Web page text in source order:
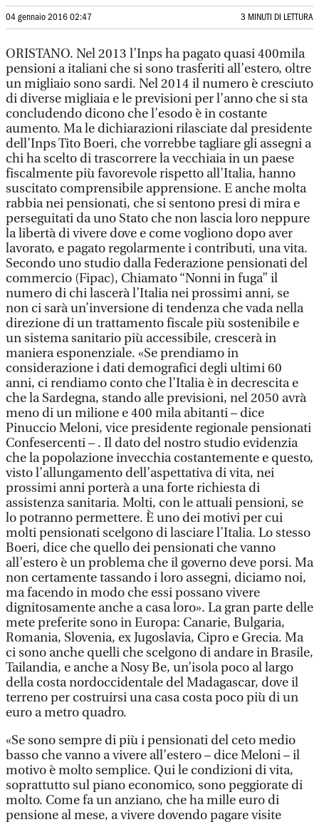
04 gennaio 2016 02:47 3 MINUTI DI LETTURA
ORISTANO. Nel 2013 l’Inps ha pagato quasi 400mila
pensioni a italiani che si sono trasferiti all’estero, oltre
un migliaio sono sardi. Nel 2014 il numero è cresciuto
di diverse migliaia e le previsioni per l’anno che si sta
concludendo dicono che l’esodo è in costante
aumento. Ma le dichiarazioni rilasciate dal presidente
dell’Inps Tito Boeri, che vorrebbe tagliare gli assegni a
chi ha scelto di trascorrere la vecchiaia in un paese
fiscalmente più favorevole rispetto all’Italia, hanno
suscitato comprensibile apprensione. E anche molta
rabbia nei pensionati, che si sentono presi di mira e
perseguitati da uno Stato che non lascia loro neppure
la libertà di vivere dove e come vogliono dopo aver
lavorato, e pagato regolarmente i contributi, una vita.
Secondo uno studio dalla Federazione pensionati del
commercio (Fipac), Chiamato “Nonni in fuga” il
numero di chi lascerà l’Italia nei prossimi anni, se
non ci sarà un’inversione di tendenza che vada nella
direzione di un trattamento fiscale più sostenibile e
un sistema sanitario più accessibile, crescerà in
maniera esponenziale. «Se prendiamo in
considerazione i dati demografici degli ultimi 60
anni, ci rendiamo conto che l’Italia è in decrescita e
che la Sardegna, stando alle previsioni, nel 2050 avrà
meno di un milione e 400 mila abitanti – dice
Pinuccio Meloni, vice presidente regionale pensionati
Confesercenti – . Il dato del nostro studio evidenzia
che la popolazione invecchia costantemente e questo,
visto l’allungamento dell’aspettativa di vita, nei
prossimi anni porterà a una forte richiesta di
assistenza sanitaria. Molti, con le attuali pensioni, se
lo potranno permettere. È uno dei motivi per cui
molti pensionati scelgono di lasciare l’Italia. Lo stesso
Boeri, dice che quello dei pensionati che vanno
all’estero è un problema che il governo deve porsi. Ma
non certamente tassando i loro assegni, diciamo noi,
ma facendo in modo che essi possano vivere
dignitosamente anche a casa loro». La gran parte delle
mete preferite sono in Europa: Canarie, Bulgaria,
Romania, Slovenia, ex Jugoslavia, Cipro e Grecia. Ma
ci sono anche quelli che scelgono di andare in Brasile,
Tailandia, e anche a Nosy Be, un’isola poco al largo
della costa nordoccidentale del Madagascar, dove il
terreno per costruirsi una casa costa poco più di un
euro a metro quadro.
«Se sono sempre di più i pensionati del ceto medio
basso che vanno a vivere all’estero – dice Meloni – il
motivo è molto semplice. Qui le condizioni di vita,
soprattutto sul piano economico, sono peggiorate di
molto. Come fa un anziano, che ha mille euro di
pensione al mese, a vivere dovendo pagare visite